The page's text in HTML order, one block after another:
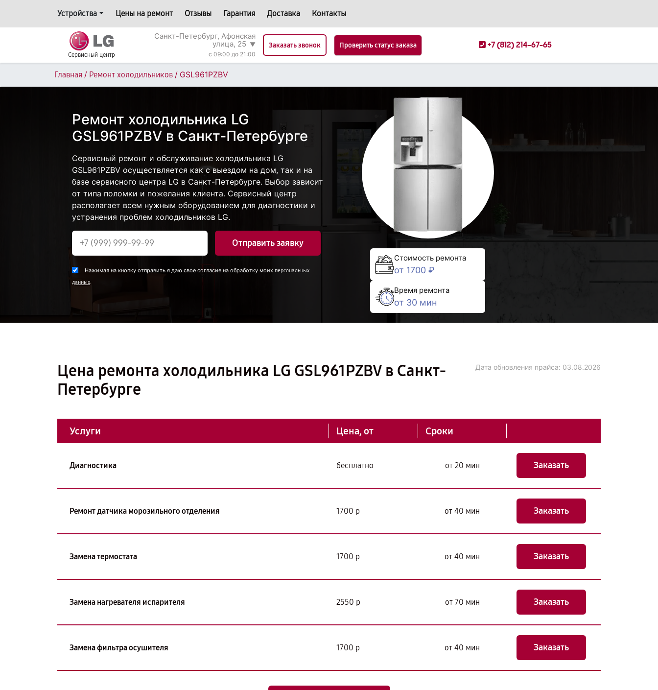
Устройства Цены на ремонт Отзывы Гарантия Доставка Контакты
Сервисный центр
Санкт-Петербург, Афонская
улица, 25 ▼
c 09:00 до 21:00
Заказать звонок Проверить статус заказа +7 (812) 214-67-65
Главная / Ремонт холодильников / GSL961PZBV
Ремонт холодильника LG
GSL961PZBV в Санкт-Петербурге
Сервисный ремонт и обслуживание холодильника LG
GSL961PZBV осуществляется как с выездом на дом, так и на
базе сервисного центра LG в Санкт-Петербурге. Выбор зависит
от типа поломки и пожелания клиента. Сервисный центр
располагает всем нужным оборудованием для диагностики и
устранения проблем холодильников LG.
Отправить заявку
Нажимая на кнопку отправить я даю свое согласие на обработку моих персональных
данных.
Стоимость ремонта
от 1700 ₽
Время ремонта
от 30 мин
Цена ремонта холодильника LG GSL961PZBV в Санкт-
Петербурге
Дата обновления прайса: 03.08.2026
Услуги Цена, от Сроки
Диагностика бесплатно от 20 мин Заказать
Ремонт датчика морозильного отделения 1700 р от 40 мин Заказать
Замена термостата 1700 р от 40 мин Заказать
Замена нагревателя испарителя 2550 р от 70 мин Заказать
Замена фильтра осушителя 1700 р от 40 мин Заказать